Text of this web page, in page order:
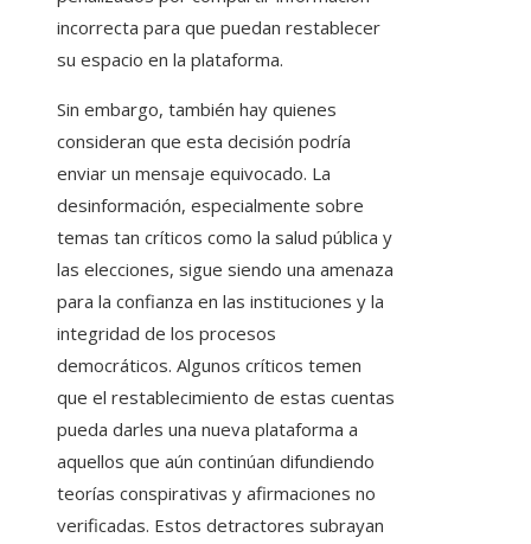
incorrecta para que puedan restablecer
su espacio en la plataforma.
Sin embargo, también hay quienes
consideran que esta decisión podría
enviar un mensaje equivocado. La
desinformación, especialmente sobre
temas tan críticos como la salud pública y
las elecciones, sigue siendo una amenaza
para la confianza en las instituciones y la
integridad de los procesos
democráticos. Algunos críticos temen
que el restablecimiento de estas cuentas
pueda darles una nueva plataforma a
aquellos que aún continúan difundiendo
teorías conspirativas y afirmaciones no
verificadas. Estos detractores subrayan